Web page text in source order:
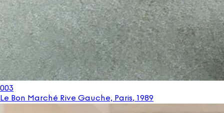
003
Le Bon Marché Rive Gauche, Paris, 1989